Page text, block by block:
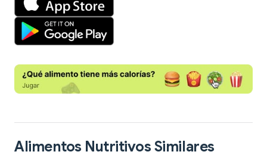
Alimentos Nutritivos Similares